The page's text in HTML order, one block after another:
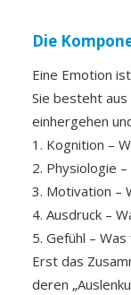
Die
Eine Emotion
Sie besteht
einhergehen
1. Kognition –
2. Physiologie
3. Motivation –
4. Ausdruck –
5. Gefühl – Was
Erst das
deren